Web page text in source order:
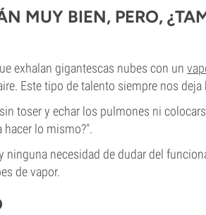
MUY BIEN, PERO,
exhalan gigantescas nubes con un
Este tipo de talento siempre nos
toser y echar los pulmones ni
hacer lo mismo?".
ninguna necesidad de dudar del
de vapor.